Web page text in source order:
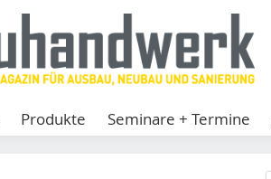
Produkte Seminare + Termine